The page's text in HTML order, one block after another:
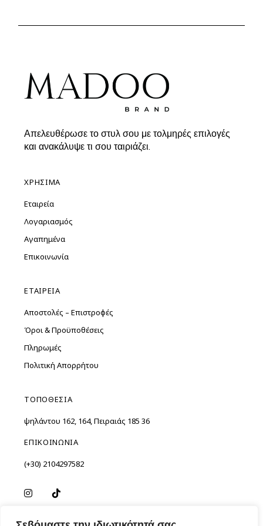
Απελευθέρωσε το στυλ σου με τολμηρές επιλογές
και ανακάλυψε τι σου ταιριάζει.
ΧΡΗΣΙΜΑ
Εταιρεία
Λογαριασμός
Αγαπημένα
Επικοινωνία
ΕΤΑΙΡΕΙΑ
Αποστολές – Επιστροφές
Όροι & Προϋποθέσεις
Πληρωμές
Πολιτική Απορρήτου
ΤΟΠΟΘΕΣΙΑ
Ὑψηλάντου 162, 164, Πειραιάς 185 36
ΕΠΙΚΟΙΝΩΝΙΑ
(+30) 2104297582